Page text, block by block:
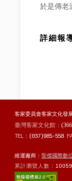
於是傳老
詳細報
客家委員會客家文化發
臺灣客家文化館：
TEL： (037)985-558
維運廠商： 聖傑國際數
累計瀏覽人數：